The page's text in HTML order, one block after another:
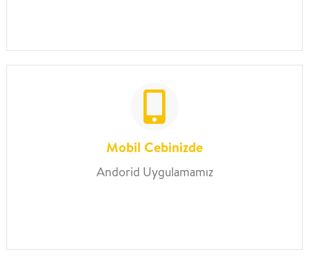
Mobil Cebinizde
Andorid Uygulamamız